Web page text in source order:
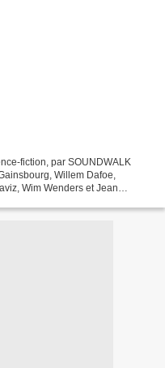
fiction, par SOUNDWALK
Willem Dafoe,
Wim Wenders et Jean